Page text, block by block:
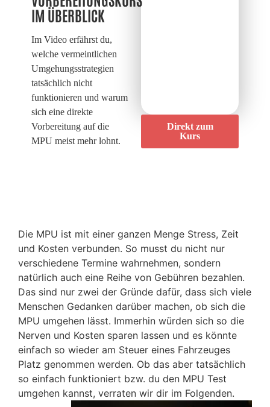
IM ÜBERBLICK
Im Video erfährst du,
welche vermeintlichen
Umgehungsstrategien
tatsächlich nicht
funktionieren und warum
sich eine direkte
Vorbereitung auf die
MPU meist mehr lohnt.
Direkt zum
Kurs
Die MPU ist mit einer ganzen Menge Stress, Zeit
und Kosten verbunden. So musst du nicht nur
verschiedene Termine wahrnehmen, sondern
natürlich auch eine Reihe von Gebühren bezahlen.
Das sind nur zwei der Gründe dafür, dass sich viele
Menschen Gedanken darüber machen, ob sich die
MPU umgehen lässt. Immerhin würden sich so die
Nerven und Kosten sparen lassen und es könnte
einfach so wieder am Steuer eines Fahrzeuges
Platz genommen werden. Ob das aber tatsächlich
so einfach funktioniert bzw. du den MPU Test
umgehen kannst, verraten wir dir im Folgenden.